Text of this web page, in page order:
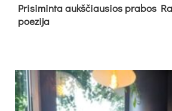
Pri­si­min­ta aukš­čiau­sios pra­bos
poe­zi­ja